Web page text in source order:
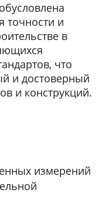
и
в
что
и достоверный
и конструкций.
измерений